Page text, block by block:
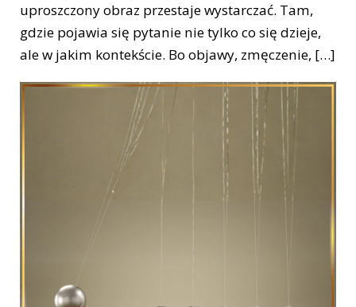
uproszczony obraz przestaje wystarczać. Tam,
gdzie pojawia się pytanie nie tylko co się dzieje,
ale w jakim kontekście. Bo objawy, zmęczenie, […]